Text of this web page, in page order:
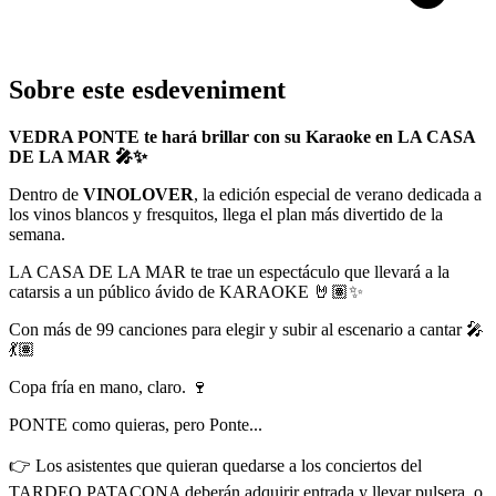
Sobre este esdeveniment
VEDRA PONTE te hará brillar con su Karaoke en LA CASA
DE LA MAR 🎤✨
Dentro de VINOLOVER, la edición especial de verano dedicada a
los vinos blancos y fresquitos, llega el plan más divertido de la
semana.
LA CASA DE LA MAR te trae un espectáculo que llevará a la
catarsis a un público ávido de KARAOKE 🤘🏽✨
Con más de 99 canciones para elegir y subir al escenario a cantar 🎤
💃🏽
Copa fría en mano, claro. 🍷
PONTE como quieras, pero Ponte...
👉 Los asistentes que quieran quedarse a los conciertos del
TARDEO PATACONA deberán adquirir entrada y llevar pulsera, o